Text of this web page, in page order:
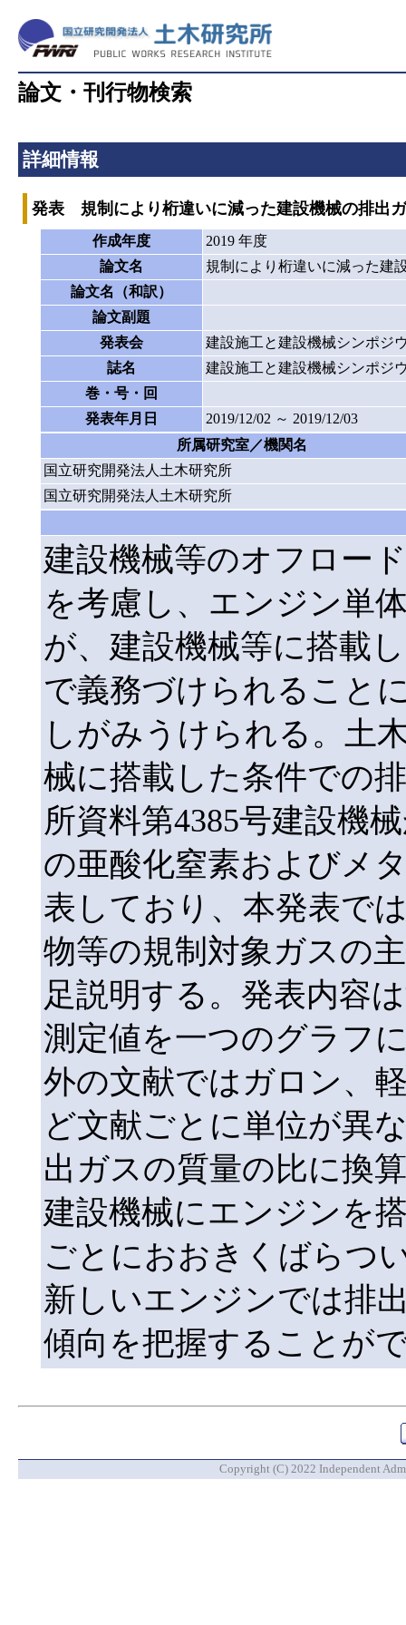
論文・刊行物検索
詳細情報
発表 規制により桁違いに減った建設機械の排出
作成年度
2019 年度
論文名
規制により桁違いに減った建
論文名（和訳）
論文副題
発表会
建設施工と建設機械シンポジ
誌名
建設施工と建設機械シンポジ
巻・号・回
発表年月日
2019/12/02 ～ 2019/12/03
所属研究室／機関名
国立研究開発法人土木研究所
国立研究開発法人土木研究所
建設機械等のオフロー
を考慮し、エンジン単
が、建設機械等に搭載
で義務づけられること
しがみうけられる。土
械に搭載した条件での
所資料第4385号建設機
の亜酸化窒素およびメ
表しており、本発表で
物等の規制対象ガスの
足説明する。発表内容
測定値を一つのグラフ
外の文献ではガロン、
ど文献ごとに単位が異
出ガスの質量の比に換
建設機械にエンジンを
ごとにおおきくばらつ
新しいエンジンでは排
傾向を把握することが
Copyright (C) 2022 Independent